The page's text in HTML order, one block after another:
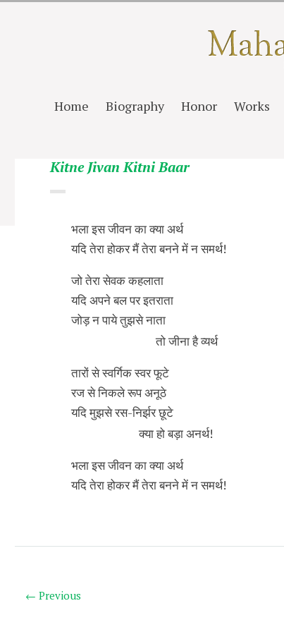
Home Biography Honor Works
Kitne Jivan Kitni Baar
भला इस जीवन का क्या अर्थ
यदि तेरा होकर मैं तेरा बनने में न समर्थ!
जो तेरा सेवक कहलाता
यदि अपने बल पर इतराता
जोड़ न पाये तुझसे नाता
तो जीना है व्यर्थ
तारों से स्वर्गिक स्वर फूटे
रज से निकले रूप अनूठे
यदि मुझसे रस-निर्झर छूटे
क्या हो बड़ा अनर्थ!
भला इस जीवन का क्या अर्थ
यदि तेरा होकर मैं तेरा बनने में न समर्थ!
← Previous